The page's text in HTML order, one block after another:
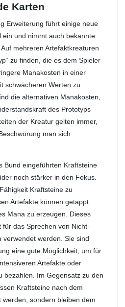
Karten
Erweiterung führt einige neue
ein und nimmt auch bekannte
mehreren Artefaktkreaturen
zu finden, die es dem Spieler
Manakosten in einer
schwächeren Werten zu
die alternativen Manakosten,
des Prototyps
der Kreatur gelten immer,
man sich
Bund eingeführten Kraftsteine
noch stärker in den Fokus.
Kraftsteine zu
Artefakte können getappt
Mana zu erzeugen. Dieses
das Sprechen von Nicht-
verwendet werden. Sie sind
eine gute Möglichkeit, um für
Artefakte oder
bezahlen. Im Gegensatz zu den
Kraftsteine nach dem
werden, sondern bleiben dem